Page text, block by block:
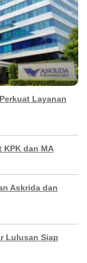
Layanan
KPK dan MA
Askrida dan
Lulusan Siap